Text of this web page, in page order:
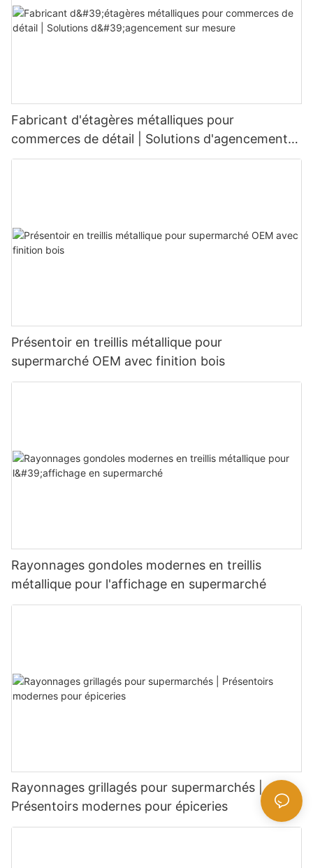
Fabricant d'étagères métalliques pour
commerces de détail | Solutions d'agencement
sur mesure
Présentoir en treillis métallique pour
supermarché OEM avec finition bois
Rayonnages gondoles modernes en treillis
métallique pour l'affichage en supermarché
Rayonnages grillagés pour supermarchés |
Présentoirs modernes pour épiceries